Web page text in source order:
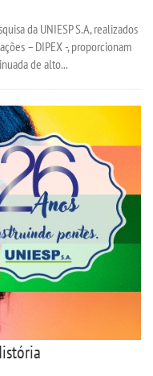
da UNIESP S.A, realizados
– DIPEX -, proporcionam
de alto...